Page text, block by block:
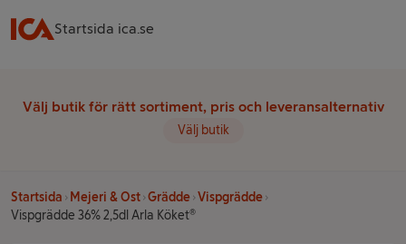
Startsida ica.se
Välj butik för rätt sortiment, pris och leveransalternativ
Välj butik
Startsida Mejeri & Ost Grädde Vispgrädde
Vispgrädde 36% 2,5dl Arla Köket®